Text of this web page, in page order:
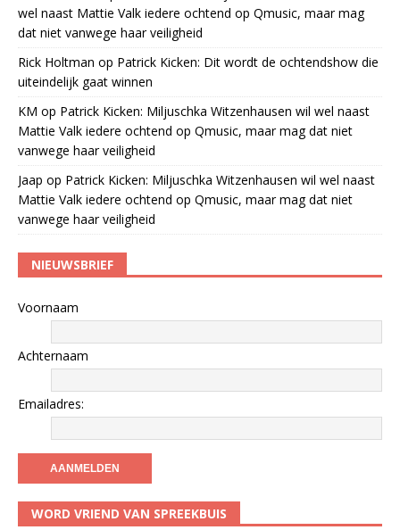
wel naast Mattie Valk iedere ochtend op Qmusic, maar mag
dat niet vanwege haar veiligheid
Rick Holtman op Patrick Kicken: Dit wordt de ochtendshow die
uiteindelijk gaat winnen
KM op Patrick Kicken: Miljuschka Witzenhausen wil wel naast
Mattie Valk iedere ochtend op Qmusic, maar mag dat niet
vanwege haar veiligheid
Jaap op Patrick Kicken: Miljuschka Witzenhausen wil wel naast
Mattie Valk iedere ochtend op Qmusic, maar mag dat niet
vanwege haar veiligheid
NIEUWSBRIEF
Voornaam
Achternaam
Emailadres:
WORD VRIEND VAN SPREEKBUIS